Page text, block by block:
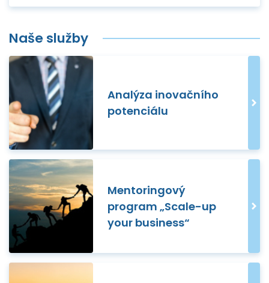
Naše služby
Analýza inovačního
potenciálu
Mentoringový
program „Scale-up
your business“